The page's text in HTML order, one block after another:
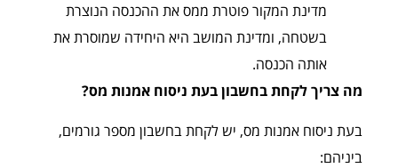
מדינת המקור פוטרת ממס את ההכנסה הנוצרת
בשטחה, ומדינת המושב היא היחידה שמוסרת את
אותה הכנסה.
מה צריך לקחת בחשבון בעת ניסוח אמנות מס?
בעת ניסוח אמנות מס, יש לקחת בחשבון מספר גורמים,
ביניהם: